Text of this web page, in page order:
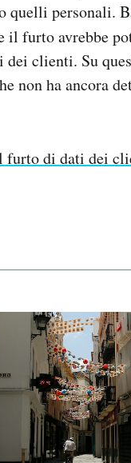
quelli personali.
il furto avrebbe
clienti. Su
non ha ancora
furto di dati dei